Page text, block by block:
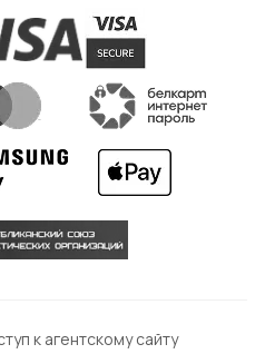
к агентскому сайту